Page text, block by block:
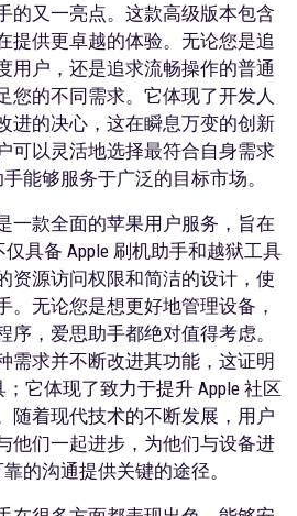
的又一亮点。这款高级版本包含
提供更卓越的体验。无论您是追
用户，还是追求流畅操作的普通
您的不同需求。它体现了开发人
进的决心，这在瞬息万变的创新
可以灵活地选择最符合自身需求
能够服务于广泛的目标市场。
一款全面的苹果用户服务，旨在
具备 Apple 刷机助手和越狱工具
资源访问权限和简洁的设计，使
。无论您是想更好地管理设备，
序，爱思助手都绝对值得考虑。
需求并不断改进其功能，这证明
它体现了致力于提升 Apple 社区
随着现代技术的不断发展，用户
他们一起进步，为他们与设备进
的沟通提供关键的途径。